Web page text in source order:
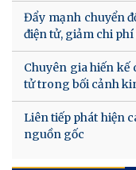
Đẩy mạnh chuyển
điện tử, giảm chi
Chuyên gia hiến
tử trong bối cảnh
Liên tiếp phát hiện
nguồn gốc